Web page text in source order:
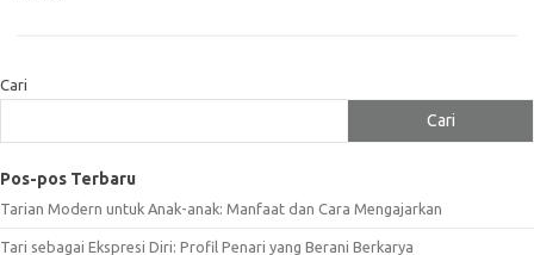
Cari
Cari
Pos-pos Terbaru
Tarian Modern untuk Anak-anak: Manfaat dan Cara Mengajarkan
Tari sebagai Ekspresi Diri: Profil Penari yang Berani Berkarya